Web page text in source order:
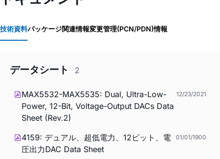
技術資料パッケージ関連情報変更管理(PCN/PDN)情報
データシート 2
MAX5532-MAX5535: Dual, Ultra-Low-
Power, 12-Bit, Voltage-Output DACs Data
Sheet (Rev.2)
12/23/2021
4159: デュアル、超低電力、12ビット、電
圧出力DAC Data Sheet
01/01/1900